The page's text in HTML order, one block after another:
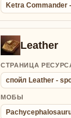
Ketra Commander
Leather
СТРАНИЦА
спойл Leather -
МОБЫ